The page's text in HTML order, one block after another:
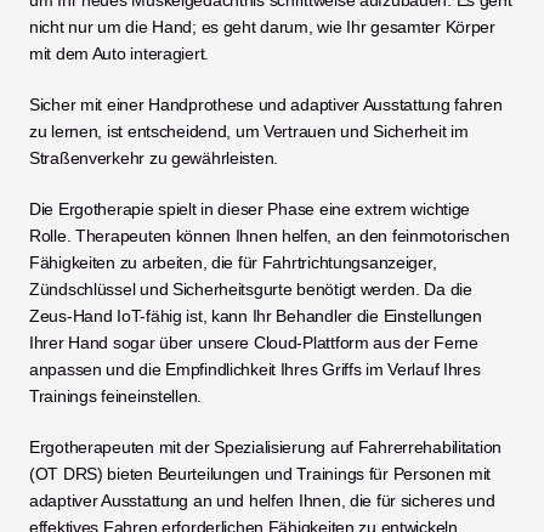
nicht nur um die Hand; es geht darum, wie Ihr gesamter Körper
mit dem Auto interagiert.
Sicher mit einer Handprothese und adaptiver Ausstattung fahren
zu lernen, ist entscheidend, um Vertrauen und Sicherheit im
Straßenverkehr zu gewährleisten.
Die Ergotherapie spielt in dieser Phase eine extrem wichtige
Rolle. Therapeuten können Ihnen helfen, an den feinmotorischen
Fähigkeiten zu arbeiten, die für Fahrtrichtungsanzeiger,
Zündschlüssel und Sicherheitsgurte benötigt werden. Da die
Zeus-Hand IoT-fähig ist, kann Ihr Behandler die Einstellungen
Ihrer Hand sogar über unsere Cloud-Plattform aus der Ferne
anpassen und die Empfindlichkeit Ihres Griffs im Verlauf Ihres
Trainings feineinstellen.
Ergotherapeuten mit der Spezialisierung auf Fahrerrehabilitation
(OT DRS) bieten Beurteilungen und Trainings für Personen mit
adaptiver Ausstattung an und helfen Ihnen, die für sicheres und
effektives Fahren erforderlichen Fähigkeiten zu entwickeln.